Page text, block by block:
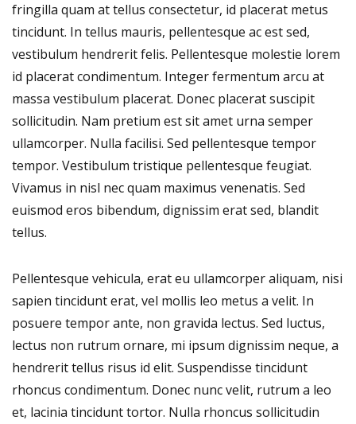
fringilla quam at tellus consectetur, id placerat metus
tincidunt. In tellus mauris, pellentesque ac est sed,
vestibulum hendrerit felis. Pellentesque molestie lorem
id placerat condimentum. Integer fermentum arcu at
massa vestibulum placerat. Donec placerat suscipit
sollicitudin. Nam pretium est sit amet urna semper
ullamcorper. Nulla facilisi. Sed pellentesque tempor
tempor. Vestibulum tristique pellentesque feugiat.
Vivamus in nisl nec quam maximus venenatis. Sed
euismod eros bibendum, dignissim erat sed, blandit
tellus.
Pellentesque vehicula, erat eu ullamcorper aliquam, nisi
sapien tincidunt erat, vel mollis leo metus a velit. In
posuere tempor ante, non gravida lectus. Sed luctus,
lectus non rutrum ornare, mi ipsum dignissim neque, a
hendrerit tellus risus id elit. Suspendisse tincidunt
rhoncus condimentum. Donec nunc velit, rutrum a leo
et, lacinia tincidunt tortor. Nulla rhoncus sollicitudin